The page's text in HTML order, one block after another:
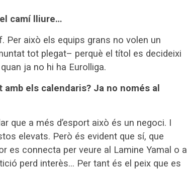
el camí lliure…
Per això els equips grans no volen un
tot plegat– perquè el títol es decideixi
ja no hi ha Eurolliga.
els calendaris? Ja no només al
que a més d’esport això és un negoci. I
elevats. Però és evident que sí, que
es connecta per veure al Lamine Yamal o al
perd interès… Per tant és el peix que es